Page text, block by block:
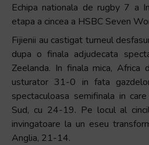
Echipa nationala de rugby 7 a
etapa a cincea a HSBC Seven
Fijienii au castigat turneul
dupa o finala adjudecata
Zeelanda. In finala mica,
usturator 31-0 in fata
spectaculoasa semifinala in
Sud, cu 24-19. Pe locul al
invingatoare la un eseu
Anglia, 21-14.